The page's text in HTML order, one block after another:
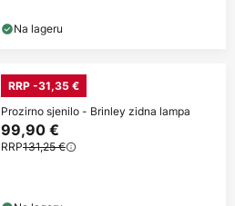
Na lageru
RRP -31,35 €
Prozirno sjenilo - Brinley zidna lampa
99,90 €
RRP131,25 €